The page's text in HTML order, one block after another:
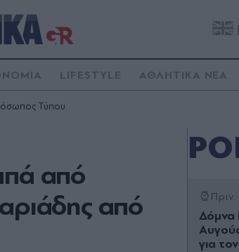
LIFESTYLE ΑΘΛΗΤΙΚΑ ΝΕΑ
Τύπου
από
από
Πριν
Δόμνα
για